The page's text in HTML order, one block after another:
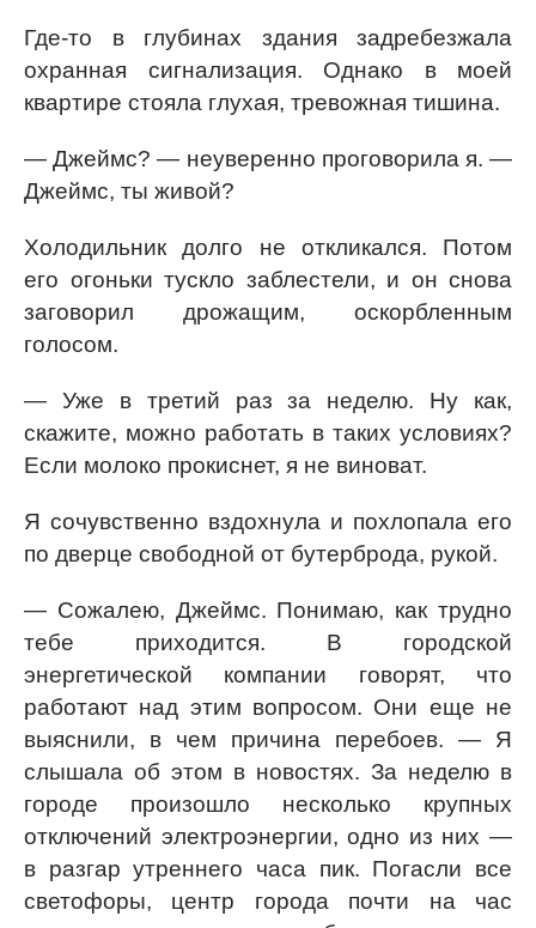
Где-то в глубинах здания задребезжала
охранная сигнализация. Однако в моей
квартире стояла глухая, тревожная тишина.
— Джеймс? — неуверенно проговорила я. —
Джеймс, ты живой?
Холодильник долго не откликался. Потом
его огоньки тускло заблестели, и он снова
заговорил дрожащим, оскорбленным
голосом.
— Уже в третий раз за неделю. Ну как,
скажите, можно работать в таких условиях?
Если молоко прокиснет, я не виноват.
Я сочувственно вздохнула и похлопала его
по дверце свободной от бутерброда, рукой.
— Сожалею, Джеймс. Понимаю, как трудно
тебе приходится. В городской
энергетической компании говорят, что
работают над этим вопросом. Они еще не
выяснили, в чем причина перебоев. — Я
слышала об этом в новостях. За неделю в
городе произошло несколько крупных
отключений электроэнергии, одно из них —
в разгар утреннего часа пик. Погасли все
светофоры, центр города почти на час